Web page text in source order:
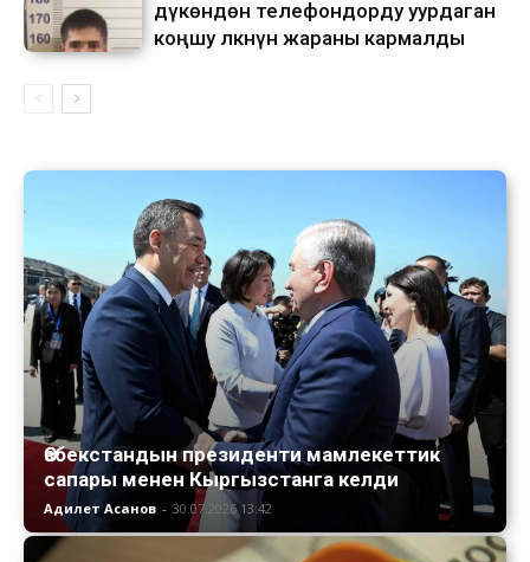
дүкѳндѳн телефондорду уурдаган
коңшу өлкөнүн жараны кармалды
Өзбекстандын президенти мамлекеттик
сапары менен Кыргызстанга келди
Адилет Асанов - 30.07.2026 13:42